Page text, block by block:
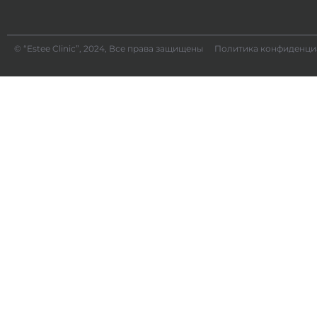
© “Estee Clinic”, 2024, Все права защищены Политика